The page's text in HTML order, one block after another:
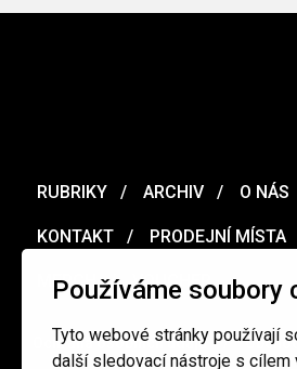
Používáme soubory
Tyto webové stránky používají
další sledovací nástroje s cílem
RUBRIKY ARCHIV O NÁS
KONTAKT PRODEJNÍ MÍSTA
MERCH VOUCHER
Ochrana osobních údajů /